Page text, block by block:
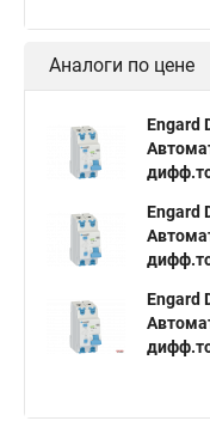
Аналоги по цене
Engard
Engard
Engard